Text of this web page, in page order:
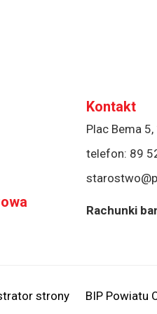
Kontakt
Plac Bema
telefon: 89
Rachunki
strony BIP Powiatu